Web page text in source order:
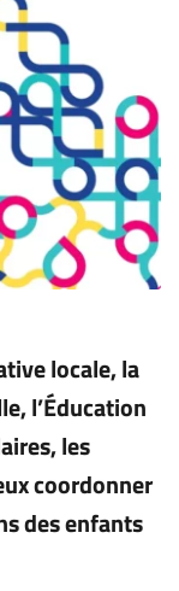
locale, la
l’Éducation
les
coordonner
des enfants